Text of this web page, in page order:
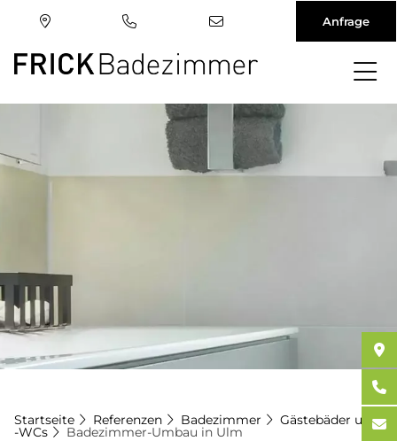
Anfrage
Startseite Referenzen Badezimmer Gästebäder und
-WCs Badezimmer-Umbau in Ulm